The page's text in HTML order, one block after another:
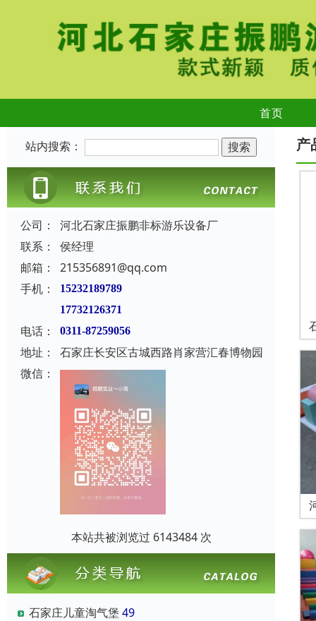
首页
站内搜索：
公司：
河北石家庄振鹏非标游乐设备厂
联系：
侯经理
邮箱：
215356891@qq.com
手机：
15232189789
17732126371
电话： 0311-87259056
地址：
石家庄长安区古城西路肖家营汇春博物园
微信：
本站共被浏览过 6143484 次
石家庄儿童淘气堡 49
产